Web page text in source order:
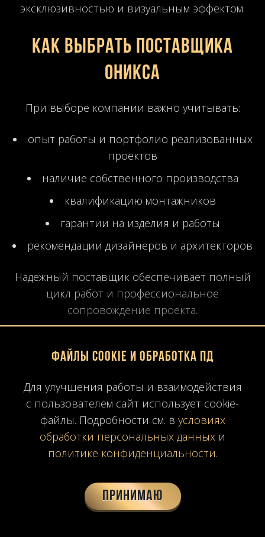
эксклюзивностью и визуальным эффектом.
Как выбрать поставщика
оникса
При выборе компании важно учитывать:
опыт работы и портфолио реализованных
проектов
наличие собственного производства
квалификацию монтажников
гарантии на изделия и работы
рекомендации дизайнеров и архитекторов
Надежный поставщик обеспечивает полный
цикл работ и профессиональное
сопровождение проекта.
Заключение
Премиальный оникс — это уникальный
материал, способный преобразить кухню в
доме или квартире в Москве. Его
полупрозрачность, богатая цветовая палитра
и эффект подсветки делают интерьер
Для владельцев элитной недвижимости
оптимальным решением является
Файлы Cookie и обработка ПД
Для улучшения работы и взаимодействия
с пользователем сайт использует cookie-
файлы. Подробности см. в условиях
обработки персональных данных и
политике конфиденциальности.
Принимаю